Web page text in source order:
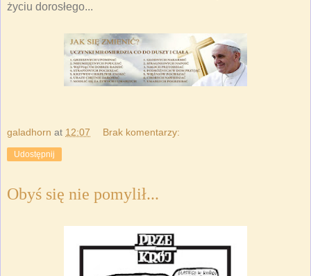
życiu dorosłego...
galadhorn at 12:07 Brak komentarzy:
Udostępnij
Obyś się nie pomylił...